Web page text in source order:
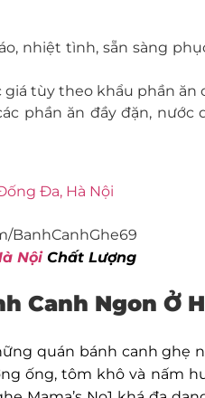
nhiệt tình, sẵn sàng
tùy theo khẩu phần ăn
phần ăn đầy đặn,
Đa, Hà Nội
BanhCanhGhe69
NộiChất Lượng
Canh Ngon Ở
quán bánh canh ghẹ
ống, tôm khô và nấm